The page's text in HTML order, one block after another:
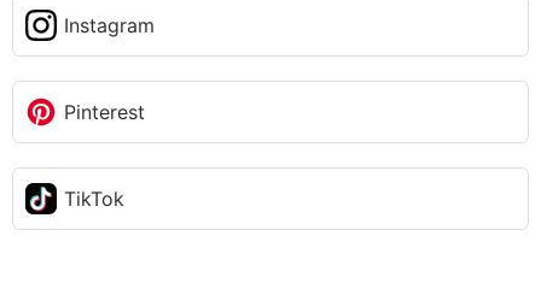
Instagram
Pinterest
TikTok